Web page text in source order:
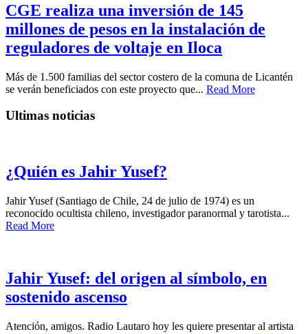
CGE realiza una inversión de 145
millones de pesos en la instalación de
reguladores de voltaje en Iloca
Más de 1.500 familias del sector costero de la comuna de Licantén
se verán beneficiados con este proyecto que... Read More
Ultimas noticias
¿Quién es Jahir Yusef?
Jahir Yusef (Santiago de Chile, 24 de julio de 1974) es un
reconocido ocultista chileno, investigador paranormal y tarotista...
Read More
Jahir Yusef: del origen al símbolo, en
sostenido ascenso
Atención, amigos. Radio Lautaro hoy les quiere presentar al artista